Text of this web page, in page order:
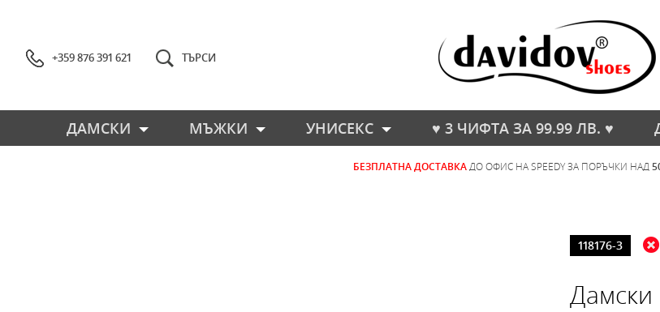
+359 876 391 621 ТЪРСИ
ДАМСКИ МЪЖКИ УНИСЕКС ♥ 3 ЧИФТА ЗА 99.99 ЛВ. ♥
БЕЗПЛАТНА ДОСТАВКА ДО ОФИС НА SPEEDY ЗА ПОРЪЧКИ НАД
118176-3
Дамски